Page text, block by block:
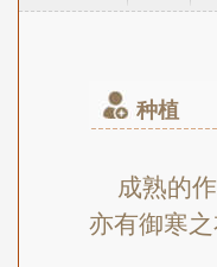
种植
成熟的
亦有御寒